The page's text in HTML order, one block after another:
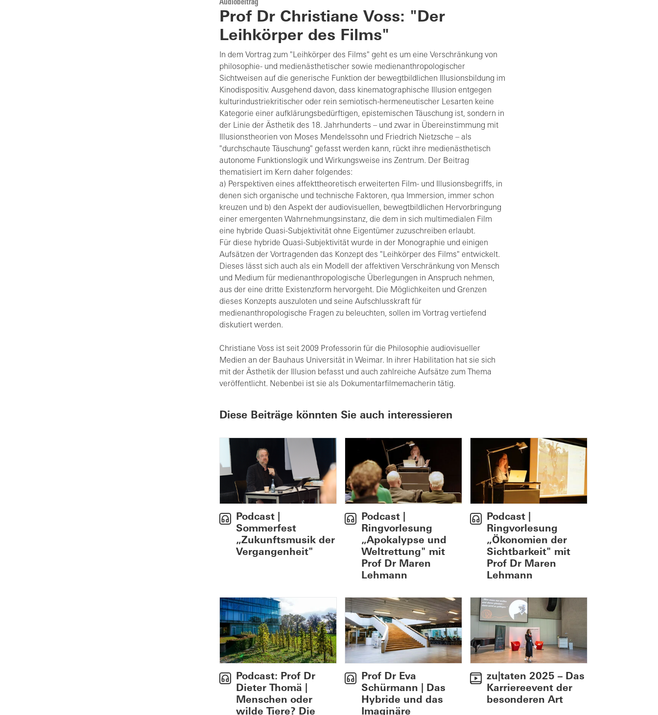
Audiobeitrag
Prof Dr Christiane Voss: "Der
Leihkörper des Films"
In dem Vortrag zum "Leihkörper des Films" geht es um eine Verschränkung von
philosophie- und medienästhetischer sowie medienanthropologischer
Sichtweisen auf die generische Funktion der bewegtbildlichen Illusionsbildung im
Kinodispositiv. Ausgehend davon, dass kinematographische Illusion entgegen
kulturindustriekritischer oder rein semiotisch-hermeneutischer Lesarten keine
Kategorie einer aufklärungsbedürftigen, epistemischen Täuschung ist, sondern in
der Linie der Ästhetik des 18. Jahrhunderts – und zwar in Übereinstimmung mit
Illusionstheorien von Moses Mendelssohn und Friedrich Nietzsche – als
"durchschaute Täuschung" gefasst werden kann, rückt ihre medienästhetisch
autonome Funktionslogik und Wirkungsweise ins Zentrum. Der Beitrag
thematisiert im Kern daher folgendes:
a) Perspektiven eines affekttheoretisch erweiterten Film- und Illusionsbegriffs, in
denen sich organische und technische Faktoren, qua Immersion, immer schon
kreuzen und b) den Aspekt der audiovisuellen, bewegtbildlichen Hervorbringung
einer emergenten Wahrnehmungsinstanz, die dem in sich multimedialen Film
eine hybride Quasi-Subjektivität ohne Eigentümer zuzuschreiben erlaubt.
Für diese hybride Quasi-Subjektivität wurde in der Monographie und einigen
Aufsätzen der Vortragenden das Konzept des "Leihkörper des Films" entwickelt.
Dieses lässt sich auch als ein Modell der affektiven Verschränkung von Mensch
und Medium für medienanthropologische Überlegungen in Anspruch nehmen,
aus der eine dritte Existenzform hervorgeht. Die Möglichkeiten und Grenzen
dieses Konzepts auszuloten und seine Aufschlusskraft für
medienanthropologische Fragen zu beleuchten, sollen im Vortrag vertiefend
diskutiert werden.
Christiane Voss ist seit 2009 Professorin für die Philosophie audiovisueller
Medien an der Bauhaus Universität in Weimar. In ihrer Habilitation hat sie sich
mit der Ästhetik der Illusion befasst und auch zahlreiche Aufsätze zum Thema
veröffentlicht. Nebenbei ist sie als Dokumentarfilmemacherin tätig.
Diese Beiträge könnten Sie auch interessieren
Podcast |
Sommerfest
„Zukunftsmusik der
Vergangenheit"
Podcast |
Ringvorlesung
„Apokalypse und
Weltrettung" mit
Prof Dr Maren
Lehmann
Podcast |
Ringvorlesung
„Ökonomien der
Sichtbarkeit" mit
Prof Dr Maren
Lehmann
Podcast: Prof Dr
Dieter Thomä |
Menschen oder
wilde Tiere? Die
Prof Dr Eva
Schürmann | Das
Hybride und das
Imaginäre
zu|taten 2025 – Das
Karriereevent der
besonderen Art